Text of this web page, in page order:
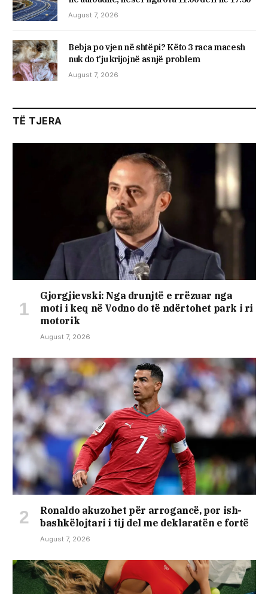
August 7, 2026
Bebja po vjen në shtëpi? Këto 3 raca macesh
nuk do t’ju krijojnë asnjë problem
August 7, 2026
TË TJERA
Gjorgjievski: Nga drunjtë e rrëzuar nga
moti i keq në Vodno do të ndërtohet park i ri
motorik
August 7, 2026
Ronaldo akuzohet për arrogancë, por ish-
bashkëlojtari i tij del me deklaratën e fortë
August 7, 2026